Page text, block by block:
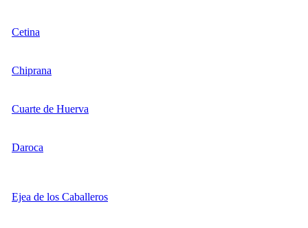
Cetina
Chiprana
Cuarte de Huerva
Daroca
Ejea de los Caballeros